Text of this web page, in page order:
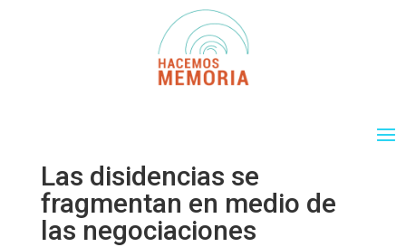
Las disidencias se
fragmentan en medio de
las negociaciones